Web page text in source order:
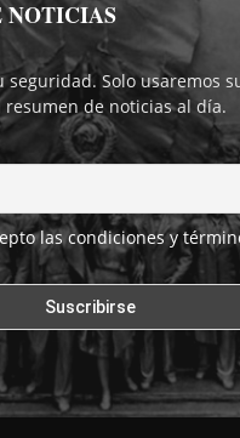
NOTICIAS
seguridad. Solo usaremos
de noticias al día.
las condiciones y